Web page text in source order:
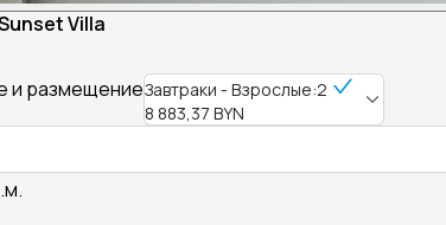
Villa
и размещениеЗавтраки - Взрослые:2
8 883,37 BYN